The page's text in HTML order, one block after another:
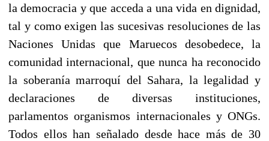
la democracia y que acceda a una vida en dignidad,
tal y como exigen las sucesivas resoluciones de las
Naciones Unidas que Maruecos desobedece, la
comunidad internacional, que nunca ha reconocido
la soberanía marroquí del Sahara, la legalidad y
declaraciones de diversas instituciones,
parlamentos organismos internacionales y ONGs.
Todos ellos han señalado desde hace más de 30